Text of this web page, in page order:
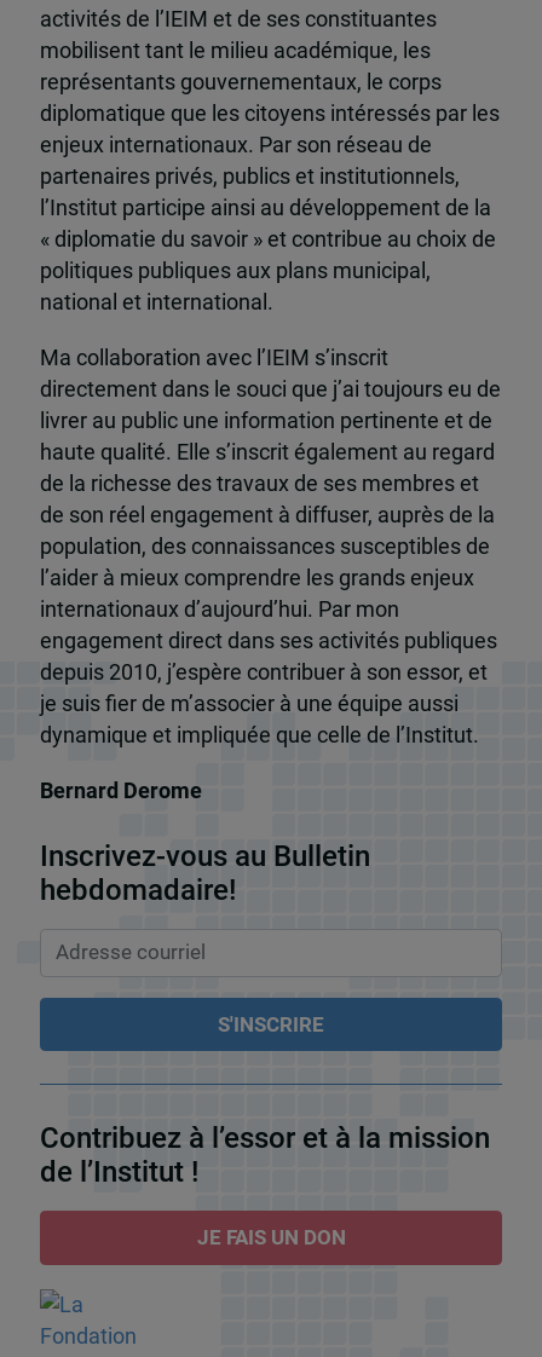
activités de l’IEIM et de ses constituantes
mobilisent tant le milieu académique, les
représentants gouvernementaux, le corps
diplomatique que les citoyens intéressés par les
enjeux internationaux. Par son réseau de
partenaires privés, publics et institutionnels,
l’Institut participe ainsi au développement de la
« diplomatie du savoir » et contribue au choix de
politiques publiques aux plans municipal,
national et international.
Ma collaboration avec l’IEIM s’inscrit
directement dans le souci que j’ai toujours eu de
livrer au public une information pertinente et de
haute qualité. Elle s’inscrit également au regard
de la richesse des travaux de ses membres et
de son réel engagement à diffuser, auprès de la
population, des connaissances susceptibles de
l’aider à mieux comprendre les grands enjeux
internationaux d’aujourd’hui. Par mon
engagement direct dans ses activités publiques
depuis 2010, j’espère contribuer à son essor, et
je suis fier de m’associer à une équipe aussi
dynamique et impliquée que celle de l’Institut.
Bernard Derome
Inscrivez-vous au Bulletin
hebdomadaire!
Contribuez à l’essor et à la mission
de l’Institut !
JE FAIS UN DON